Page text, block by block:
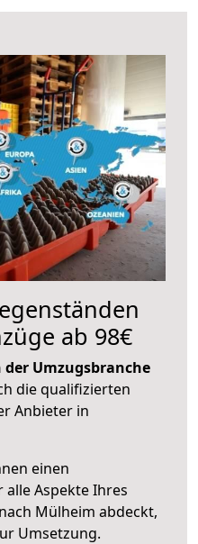
ab 98€
der Umzugsbranche
die qualifizierten
Anbieter in
einen
alle Aspekte Ihres
Mülheim abdeckt,
Umsetzung.